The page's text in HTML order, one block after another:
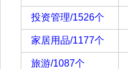
投资管理/1526个
家居用品/1177个
旅游/1087个